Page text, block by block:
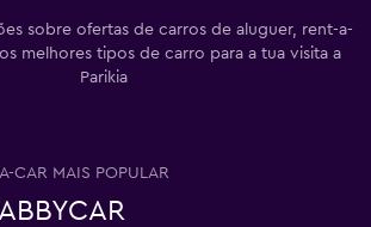
sobre ofertas de carros de aluguer, rent-a-
melhores tipos de carro para a tua visita a
Parikia
CAR MAIS POPULAR
ABBYCAR